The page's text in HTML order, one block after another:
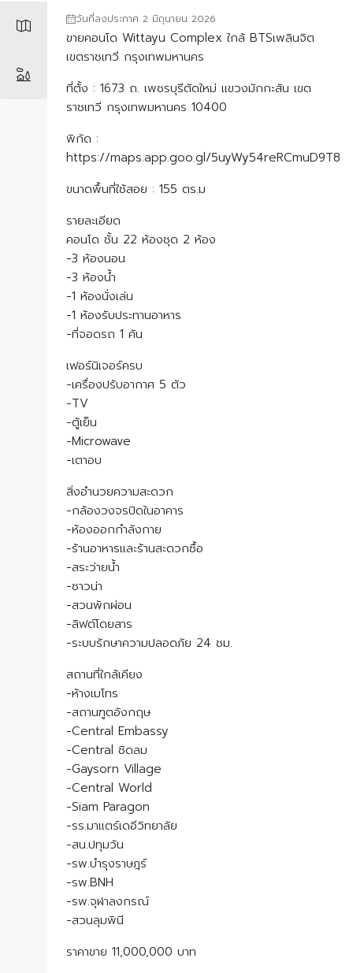
วันที่ลงประกาศ 2 มิถุนายน 2026
ขายคอนโด Wittayu Complex ใกล้ BTSเพลินจิต
เขตราชเทวี กรุงเทพมหานคร
ที่ต้้ง : 1673 ถ. เพชรบุรีตัดใหม่ แขวงมักกะสัน เขต
ราชเทวี กรุงเทพมหานคร 10400
พิกัด :
https://maps.app.goo.gl/5uyWy54reRCmuD9T8
ขนาดพื้นที่ใช้สอย : 155 ตร.ม
รายละเอียด
คอนโด ชั้น 22 ห้องชุด 2 ห้อง
-3 ห้องนอน
-3 ห้องน้ำ
-1 ห้องนั่งเล่น
-1 ห้องรับประทานอาหาร
-ที่จอดรถ 1 คัน
เฟอร์นิเจอร์ครบ
-เครื่องปรับอากาศ 5 ตัว
-TV
-ตู้เย็น
-Microwave
-เตาอบ
สิ่งอำนวยความสะดวก
-กล้องวงจรปิดในอาคาร
-ห้องออกกำลังกาย
-ร้านอาหารและร้านสะดวกซื้อ
-สระว่ายน้ำ
-ซาวน่า
-สวนพักผ่อน
-ลิฟต์โดยสาร
-ระบบรักษาความปลอดภัย 24 ชม.
สถานที่ใกล้เคียง
-ห้างเมโทร
-สถานฑูตอังกฤษ
-Central Embassy
-Central ชิดลม
-Gaysorn Village
-Central World
-Siam Paragon
-รร.มาแตร์เดอีวิทยาลัย
-สน.ปทุมวัน
-รพ.บำรุงราษฎร์
-รพ.BNH
-รพ.จุฬาลงกรณ์
-สวนลุมพินี
ราคาขาย 11,000,000 บาท